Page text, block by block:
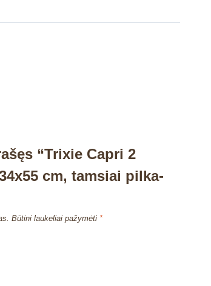
“Trixie Capri 2
cm, tamsiai pilka-
Būtini laukeliai pažymėti *